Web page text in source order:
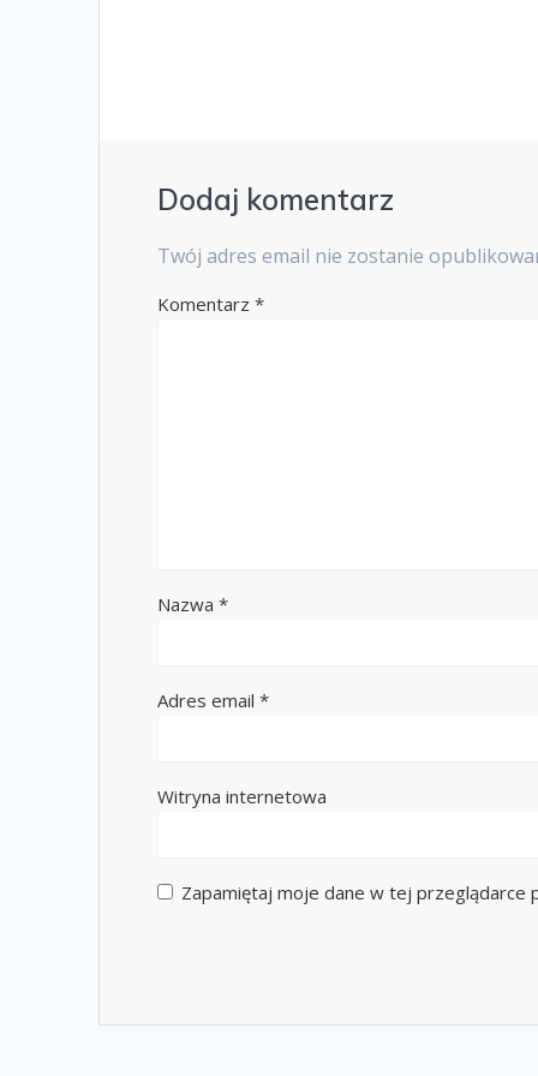
Dodaj komentarz
Twój adres email nie zostanie
Komentarz*
Nazwa*
Adres email*
Witryna internetowa
Zapamiętaj moje dane w tej przeglądarce